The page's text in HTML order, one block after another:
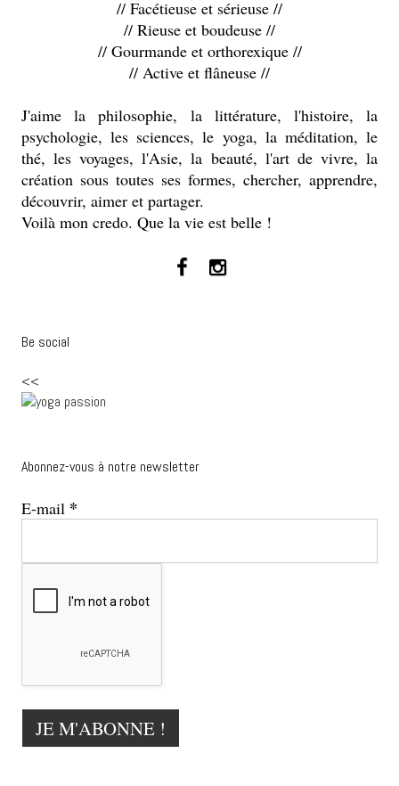
// Facétieuse et sérieuse //
// Rieuse et boudeuse //
// Gourmande et orthorexique //
// Active et flâneuse //
J'aime la philosophie, la littérature, l'histoire, la
psychologie, les sciences, le yoga, la méditation, le
thé, les voyages, l'Asie, la beauté, l'art de vivre, la
création sous toutes ses formes, chercher, apprendre,
découvrir, aimer et partager.
Voilà mon credo. Que la vie est belle !
Be social
<<
Abonnez-vous à notre newsletter
E-mail *